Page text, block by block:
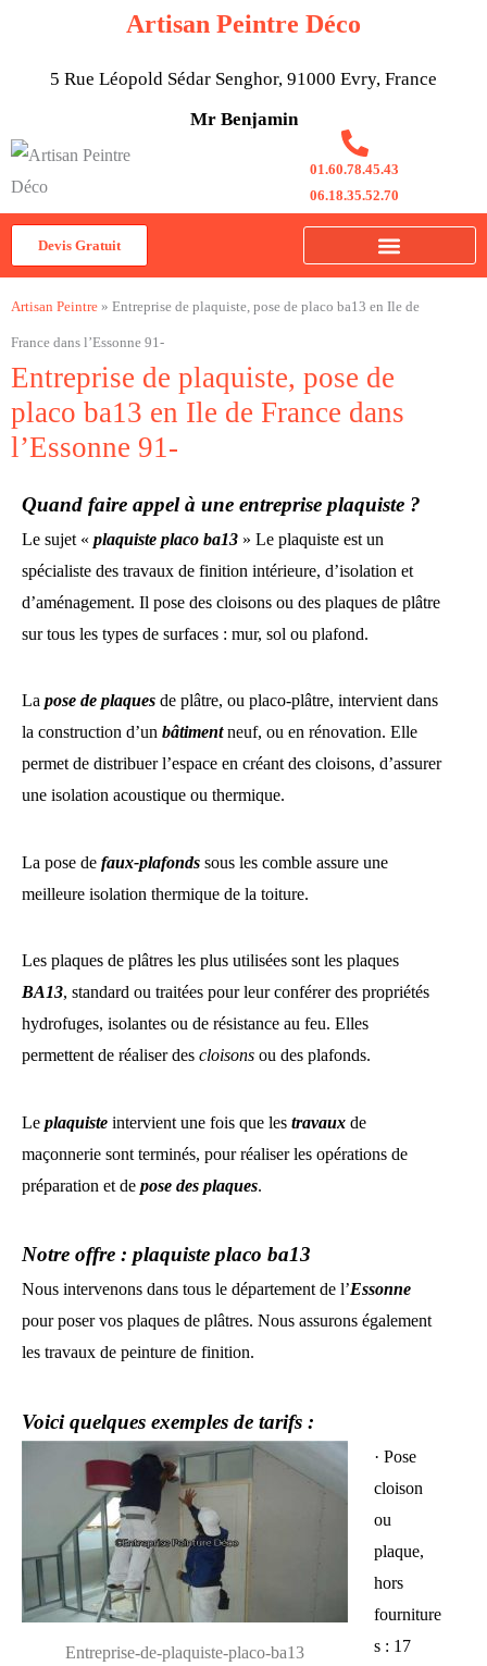
contenu
Artisan Peintre Déco
5 Rue Léopold Sédar Senghor, 91000 Evry, France
Mr Benjamin
01.60.78.45.43
06.18.35.52.70
Devis Gratuit
Artisan Peintre » Entreprise de plaquiste, pose de placo ba13 en Ile de
France dans l’Essonne 91-
Entreprise de plaquiste, pose de
placo ba13 en Ile de France dans
l’Essonne 91-
Quand faire appel à une entreprise plaquiste ?
Le sujet « plaquiste placo ba13 » Le plaquiste est un
spécialiste des travaux de finition intérieure, d’isolation et
d’aménagement. Il pose des cloisons ou des plaques de plâtre
sur tous les types de surfaces : mur, sol ou plafond.
La pose de plaques de plâtre, ou placo-plâtre, intervient dans
la construction d’un bâtimentneuf, ou en rénovation. Elle
permet de distribuer l’espace en créant des cloisons, d’assurer
une isolation acoustique ou thermique.
La pose de faux-plafonds sous les comble assure une
meilleure isolation thermique de la toiture.
Les plaques de plâtres les plus utilisées sont les plaques
BA13, standard ou traitées pour leur conférer des propriétés
hydrofuges, isolantes ou de résistance au feu. Elles
permettent de réaliser des cloisons ou des plafonds.
Le plaquiste intervient une fois que les travaux de
maçonnerie sont terminés, pour réaliser les opérations de
préparation et de pose des plaques.
Notre offre : plaquiste placo ba13
Nous intervenons dans tous le département de l’Essonne
pour poser vos plaques de plâtres. Nous assurons également
les travaux de peinture de finition.
Voici quelques exemples de tarifs :
Entreprise-de-plaquiste-placo-ba13
· Pose
cloison
ou
plaque,
hors
fourniture
s : 17